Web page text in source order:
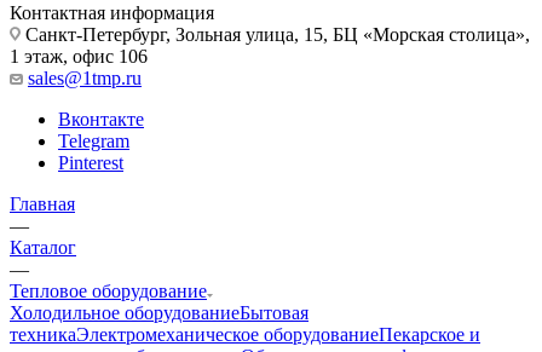
Контактная информация
Санкт-Петербург, Зольная улица, 15, БЦ «Морская столица»,
1 этаж, офис 106
sales@1tmp.ru
Вконтакте
Telegram
Pinterest
Главная
—
Каталог
—
Тепловое оборудование
Холодильное оборудованиеБытовая
техникаЭлектромеханическое оборудованиеПекарское и